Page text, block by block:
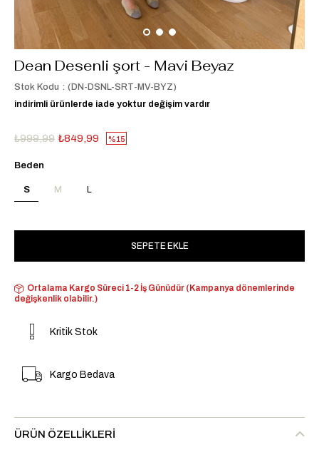
Dean Desenli şort - Mavi Beyaz
Stok Kodu
(DN-DSNL-SRT-MV-BYZ)
indirimli ürünlerde iade yoktur değişim vardır
₺999,99 ₺849,99 15
Beden
S M L
Ortalama Kargo Süreci 1-2 İş Günüdür (Kampanya dönemlerinde
değişkenlik olabilir.)
Kritik Stok
Kargo Bedava
ÜRÜN ÖZELLIKLERI